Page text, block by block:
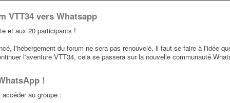
VTT34 vers Whatsapp
et aux 20 participants !
l'hébergement du forum ne sera pas renouvelé, il faut se faire à l'idée
l'aventure VTT34, cela se passera sur la nouvelle communauté
!
au groupe :
occitanie
0 2858 parantho34560